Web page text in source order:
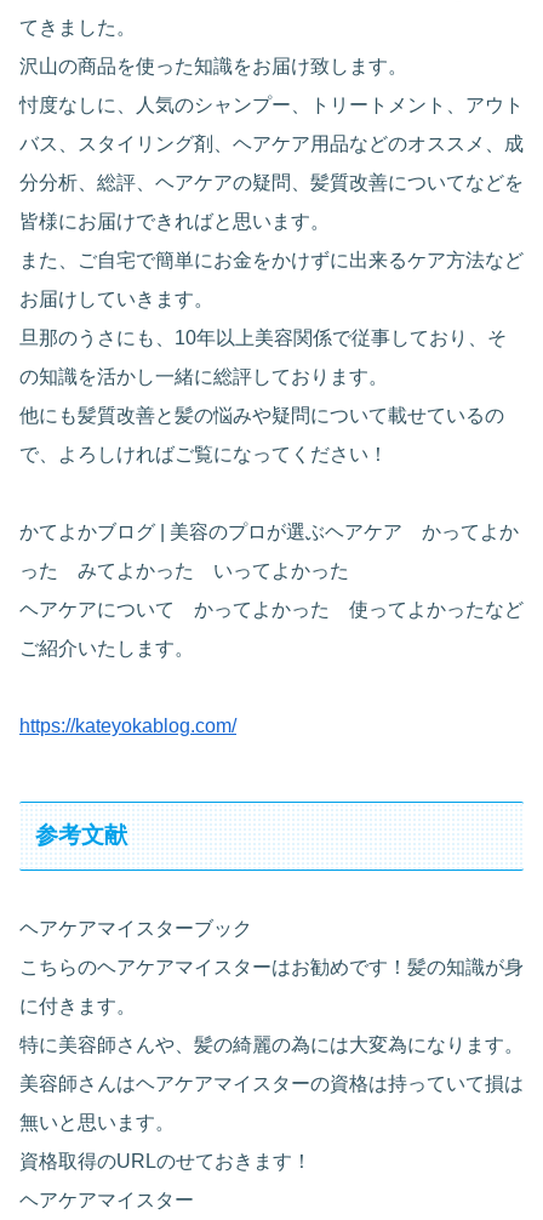
てきました。
沢山の商品を使った知識をお届け致します。
忖度なしに、人気のシャンプー、トリートメント、アウト
バス、スタイリング剤、ヘアケア用品などのオススメ、成
分分析、総評、ヘアケアの疑問、髪質改善についてなどを
皆様にお届けできればと思います。
また、ご自宅で簡単にお金をかけずに出来るケア方法など
お届けしていきます。
旦那のうさにも、10年以上美容関係で従事しており、そ
の知識を活かし一緒に総評しております。
他にも髪質改善と髪の悩みや疑問について載せているの
で、よろしければご覧になってください！
かてよかブログ | 美容のプロが選ぶヘアケア かってよか
った みてよかった いってよかった
ヘアケアについて かってよかった 使ってよかったなど
ご紹介いたします。
https://kateyokablog.com/
参考文献
ヘアケアマイスターブック
こちらのヘアケアマイスターはお勧めです！髪の知識が身
に付きます。
特に美容師さんや、髪の綺麗の為には大変為になります。
美容師さんはヘアケアマイスターの資格は持っていて損は
無いと思います。
資格取得のURLのせておきます！
ヘアケアマイスター